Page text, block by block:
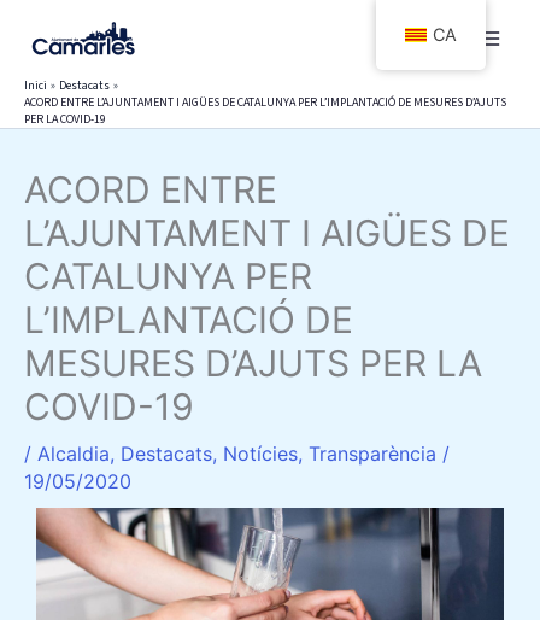
contingut
Inici
Destacats
ACORD ENTRE L’AJUNTAMENT I AIGÜES DE CATALUNYA PER L’IMPLANTACIÓ DE MESURES D’AJUTS
PER LA COVID-19
ACORD ENTRE
L’AJUNTAMENT I AIGÜES DE
CATALUNYA PER
L’IMPLANTACIÓ DE
MESURES D’AJUTS PER LA
COVID-19
/ Alcaldia, Destacats, Notícies, Transparència /
19/05/2020
CA